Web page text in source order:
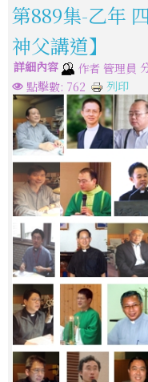
第889集-乙年
神父講道】
詳細內容 作者 管理員
點擊數: 762
列印